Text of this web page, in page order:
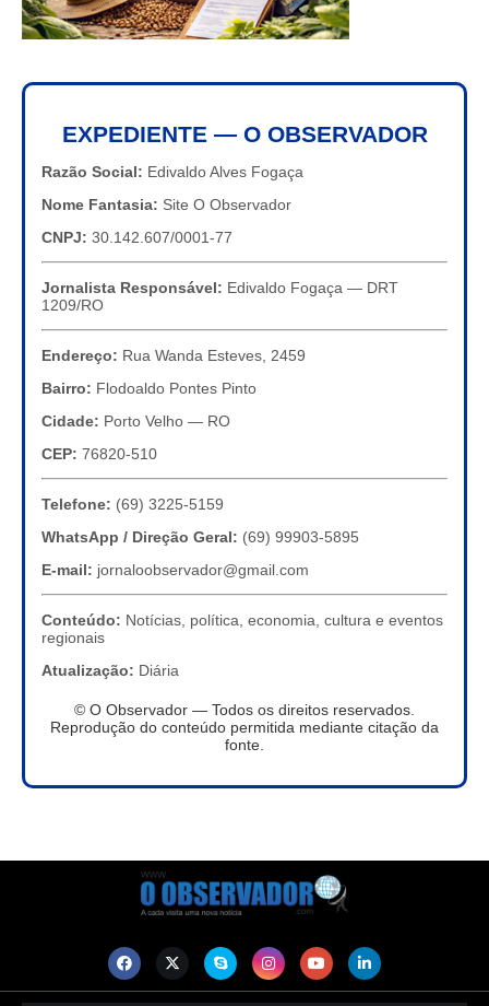
EXPEDIENTE — O OBSERVADOR
Razão Social: Edivaldo Alves Fogaça
Nome Fantasia: Site O Observador
CNPJ: 30.142.607/0001-77
Jornalista Responsável: Edivaldo Fogaça — DRT
1209/RO
Endereço: Rua Wanda Esteves, 2459
Bairro: Flodoaldo Pontes Pinto
Cidade: Porto Velho — RO
CEP: 76820-510
Telefone: (69) 3225-5159
WhatsApp / Direção Geral: (69) 99903-5895
E-mail: jornaloobservador@gmail.com
Conteúdo: Notícias, política, economia, cultura e eventos
regionais
Atualização: Diária
© O Observador — Todos os direitos reservados.
Reprodução do conteúdo permitida mediante citação da
fonte.